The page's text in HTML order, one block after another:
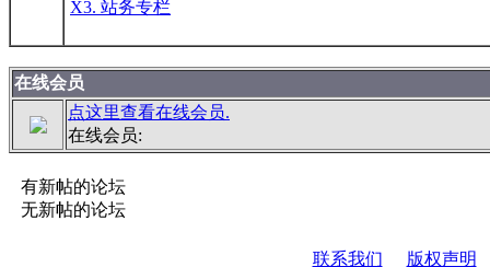
X3. 站务专栏
在线会员
点这里查看在线会员.
在线会员:
有新帖的论坛
无新帖的论坛
联系我们
版权声明